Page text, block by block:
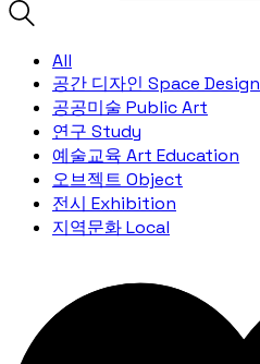
All
공간 디자인 Space Design
공공미술 Public Art
연구 Study
예술교육 Art Education
오브젝트 Object
전시 Exhibition
지역문화 Local